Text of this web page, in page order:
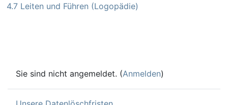
4.7 Leiten und Führen (Logopädie)
Sie sind nicht angemeldet. (Anmelden)